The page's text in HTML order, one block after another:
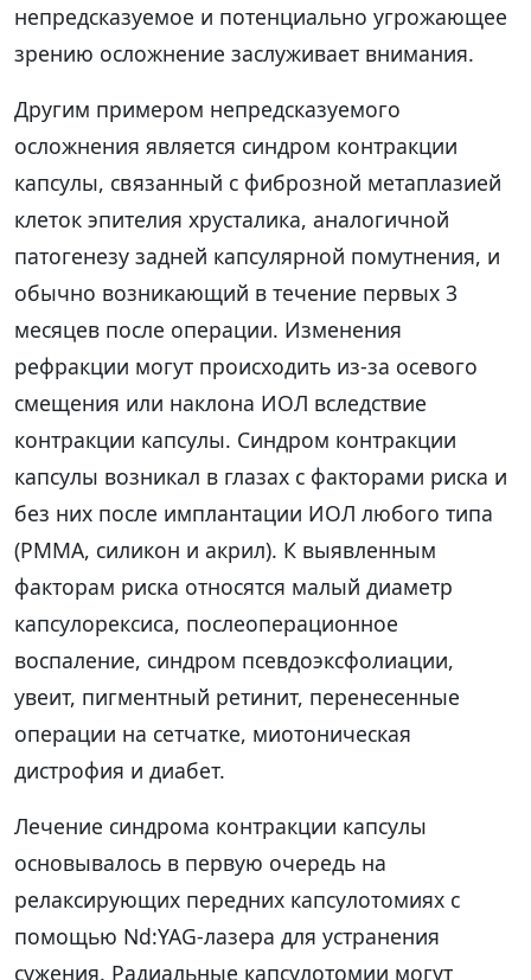
непредсказуемое и потенциально угрожающее
зрению осложнение заслуживает внимания.
Другим примером непредсказуемого
осложнения является синдром контракции
капсулы, связанный с фиброзной метаплазией
клеток эпителия хрусталика, аналогичной
патогенезу задней капсулярной помутнения, и
обычно возникающий в течение первых 3
месяцев после операции. Изменения
рефракции могут происходить из-за осевого
смещения или наклона ИОЛ вследствие
контракции капсулы. Синдром контракции
капсулы возникал в глазах с факторами риска и
без них после имплантации ИОЛ любого типа
(PMMA, силикон и акрил). К выявленным
факторам риска относятся малый диаметр
капсулорексиса, послеоперационное
воспаление, синдром псевдоэксфолиации,
увеит, пигментный ретинит, перенесенные
операции на сетчатке, миотоническая
дистрофия и диабет.
Лечение синдрома контракции капсулы
основывалось в первую очередь на
релаксирующих передних капсулотомиях с
помощью Nd:YAG-лазера для устранения
сужения. Радиальные капсулотомии могут